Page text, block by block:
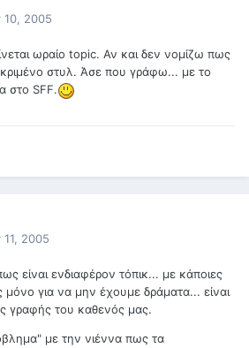
10, 2005
ωραίο topic. Αν και δεν νομίζω πως
στυλ. Άσε που γράφω... με το
στο SFF.
2005
είναι ενδιαφέρον τόπικ... με κάποιες
μόνο για να μην έχουμε δράματα... είναι
γραφής του καθενός μας.
με την νιέννα πως τα